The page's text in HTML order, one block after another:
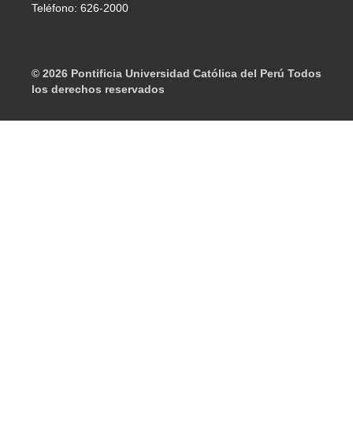
Teléfono: 626-2000
© 2026 Pontificia Universidad Católica del Perú Todos
los derechos reservados